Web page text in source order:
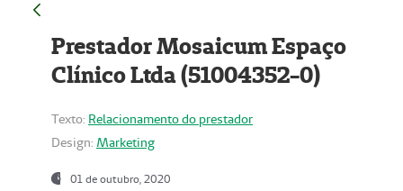
Prestador Mosaicum Espaço
Clínico Ltda (51004352-0)
Texto: Relacionamento do prestador
Design: Marketing
01 de outubro, 2020